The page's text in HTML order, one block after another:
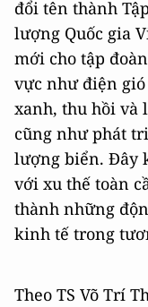
đổi tên thành
lượng Quốc gia
mới cho tập
vực như điện
xanh, thu hồi và
cũng như phát
lượng biển. Đây
với xu thế toàn
thành những
kinh tế trong
Theo TS Võ Trí